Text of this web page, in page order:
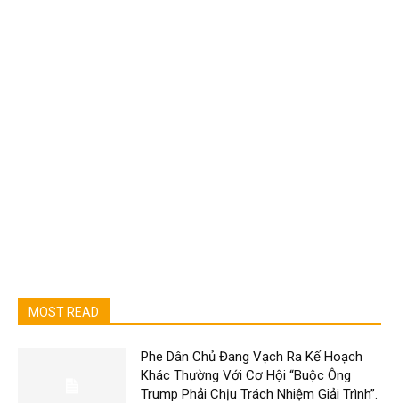
MOST READ
Phe Dân Chủ Đang Vạch Ra Kế Hoạch
Khác Thường Với Cơ Hội “Buộc Ông
Trump Phải Chịu Trách Nhiệm Giải Trình”.